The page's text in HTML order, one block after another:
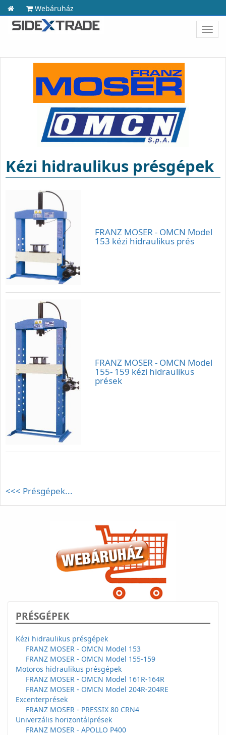
Webáruház
Kézi hidraulikus présgépek
FRANZ MOSER - OMCN Model
153 kézi hidraulikus prés
FRANZ MOSER - OMCN Model
155- 159 kézi hidraulikus
prések
<<< Présgépek...
PRÉSGÉPEK
Kézi hidraulikus présgépek
FRANZ MOSER - OMCN Model 153
FRANZ MOSER - OMCN Model 155-159
Motoros hidraulikus présgépek
FRANZ MOSER - OMCN Model 161R-164R
FRANZ MOSER - OMCN Model 204R-204RE
Excenterprések
FRANZ MOSER - PRESSIX 80 CRN4
Univerzális horizontálprések
FRANZ MOSER - APOLLO P400